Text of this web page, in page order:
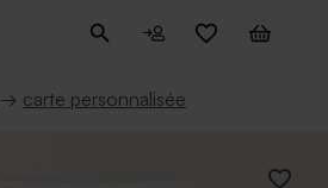
→ carte personnalisée